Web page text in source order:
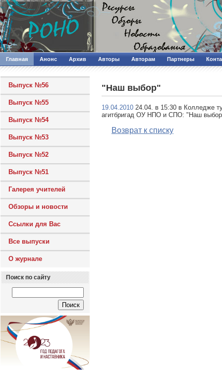
Главная Анонс Архив Авторы Авторам Партнеры
Выпуск №56
Выпуск №55
Выпуск №54
Выпуск №53
Выпуск №52
Выпуск №51
Галерея учителей
Обзоры и новости
Ссылки для Вас
Все выпуски
О журнале
Поиск по сайту
"Наш выбор"
19.04.2010 24.04. в 15:30 в Колледже
агитбригад ОУ НПО и СПО: "Наш
Возврат к списку